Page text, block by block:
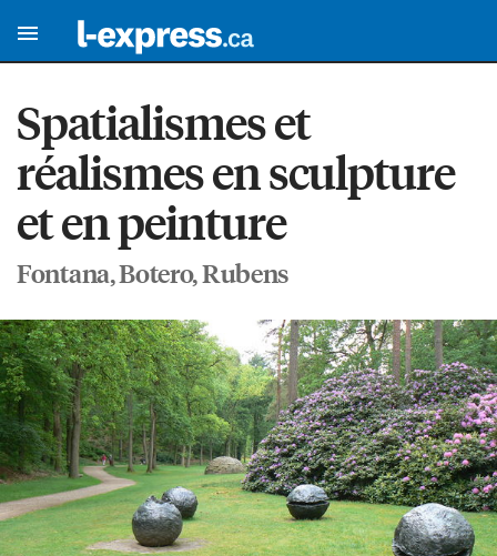
Spatialismes et
réalismes en sculpture
et en peinture
Fontana, Botero, Rubens